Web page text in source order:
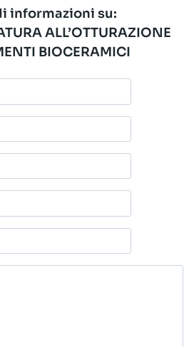
informazioni su:
ALL’OTTURAZIONE
BIOCERAMICI